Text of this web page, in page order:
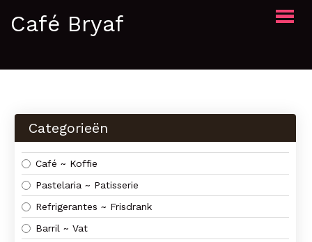
Café Bryaf
Over ons
KAART BEKIJKEN
Categorieën
Café ~ Koffie
Pastelaria ~ Patisserie
Refrigerantes ~ Frisdrank
Barril ~ Vat